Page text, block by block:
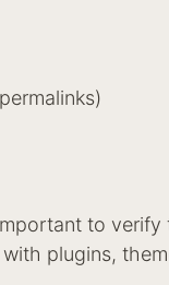
to
plugins,